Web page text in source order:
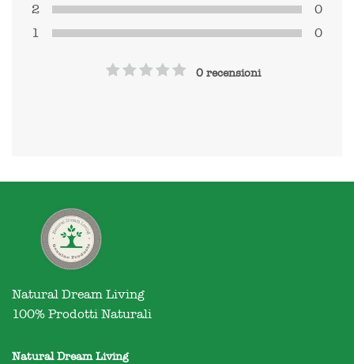
2
0
1
0
0 recensioni
Natural Dream Living
100% Prodotti Naturali
Natural Dream Living